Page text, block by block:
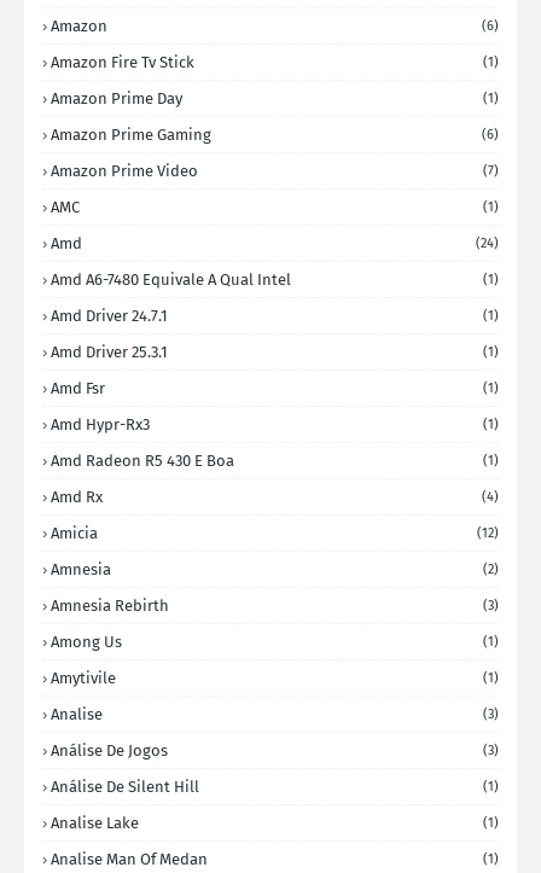
Amazon (6)
Amazon Fire Tv Stick (1)
Amazon Prime Day (1)
Amazon Prime Gaming (6)
Amazon Prime Video (7)
AMC (1)
Amd (24)
Amd A6-7480 Equivale A Qual Intel (1)
Amd Driver 24.7.1 (1)
Amd Driver 25.3.1 (1)
Amd Fsr (1)
Amd Hypr-Rx3 (1)
Amd Radeon R5 430 E Boa (1)
Amd Rx (4)
Amicia (12)
Amnesia (2)
Amnesia Rebirth (3)
Among Us (1)
Amytivile (1)
Analise (3)
Análise De Jogos (3)
Análise De Silent Hill (1)
Analise Lake (1)
Analise Man Of Medan (1)